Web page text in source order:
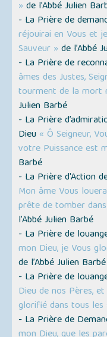
» de l’Abbé Julien
- La Prière de
réjouirai en Vous et
Sauveur » de l’Abbé
- La Prière de
âmes des Justes,
tourment de la mort
Julien Barbé
- La Prière
Dieu « Ô Seigneur,
votre Puissance est
Barbé
- La Prière d'Action
Mon âme Vous
prête de tomber
l’Abbé Julien Barbé
- La Prière de
mon Dieu, je Vous
de l’Abbé Julien Barbé
- La Prière de
Dieu de nos Pères,
glorifié dans tous les
- La Prière de